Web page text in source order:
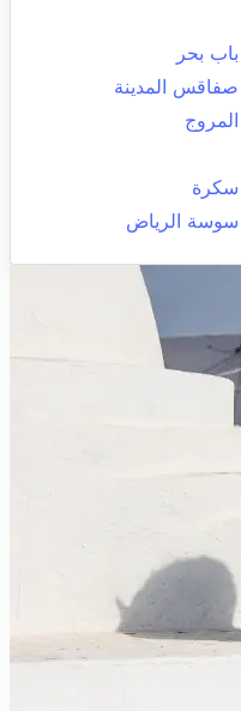
باب بحر
صفاقس المدينة
المروج
سكرة
سوسة الرياض